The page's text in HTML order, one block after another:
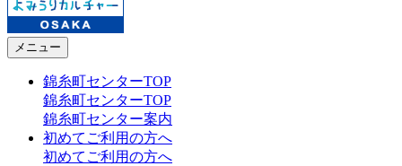
メニュー
錦糸町センターTOP
錦糸町センターTOP
錦糸町センター案内
初めてご利用の方へ
初めてご利用の方へ